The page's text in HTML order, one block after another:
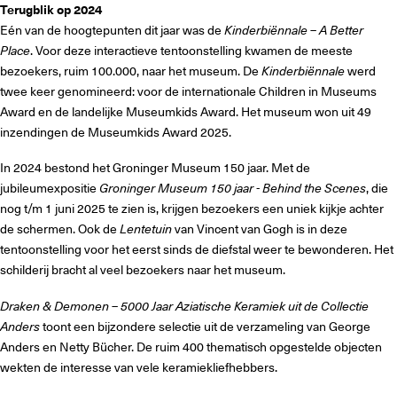
Terugblik op 2024
Eén van de hoogtepunten dit jaar was deKinderbiënnale – A Better
Place. Voor deze interactieve tentoonstelling kwamen de meeste
bezoekers, ruim 100.000, naar het museum. DeKinderbiënnalewerd
twee keer genomineerd: voor de internationale Children in Museums
Award en de landelijke Museumkids Award. Het museum won uit 49
inzendingen de Museumkids Award 2025.
In 2024 bestond het Groninger Museum 150 jaar. Met de
jubileumexpositieGroninger Museum 150 jaar - Behind the Scenes, die
nog t/m 1 juni 2025 te zien is, krijgen bezoekers een uniek kijkje achter
de schermen. Ook deLentetuinvan Vincent van Gogh is in deze
tentoonstelling voor het eerst sinds de diefstal weer te bewonderen. Het
schilderij bracht al veel bezoekers naar het museum.
Draken & Demonen – 5000 Jaar Aziatische Keramiek uit de Collectie
Anderstoont een bijzondere selectie uit de verzameling van George
Anders en Netty Bücher. De ruim 400 thematisch opgestelde objecten
wekten de interesse van vele keramiekliefhebbers.